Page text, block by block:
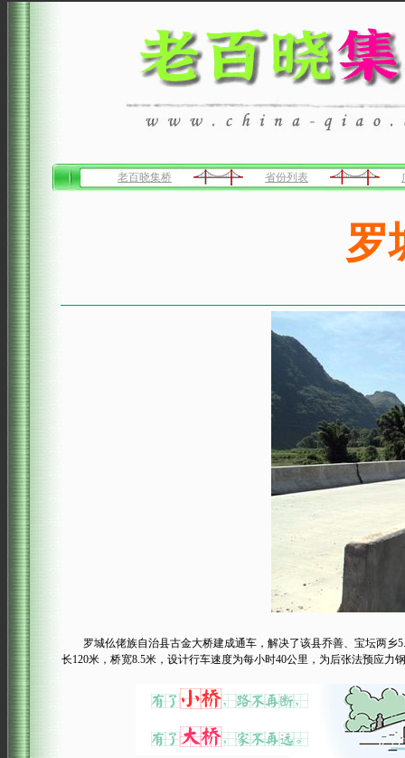
老百晓集桥 省份列表
罗
罗城仫佬族自治县古金大桥建成通车，解决了该县乔善、宝坛两乡
长120米，桥宽8.5米，设计行车速度为每小时40公里，为后张法预应力